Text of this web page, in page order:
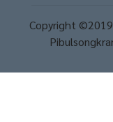
Copyright